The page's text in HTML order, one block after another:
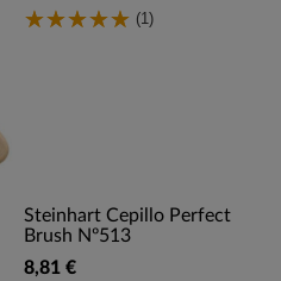
(1)
Steinhart Cepillo Perfect
Brush Nº513
8,81 €